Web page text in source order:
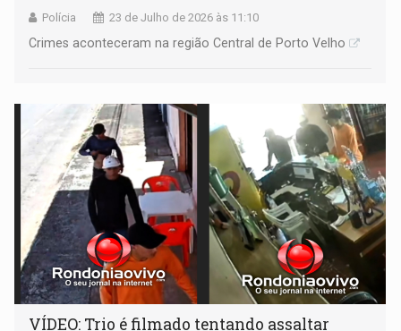
Polícia 23 de Julho de 2026 às 11:10
Crimes aconteceram na região Central de Porto Velho
VÍDEO: Trio é filmado tentando assaltar